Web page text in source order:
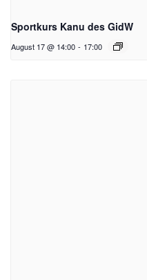
Sportkurs Kanu des GidW
August 17 @ 14:00 - 17:00